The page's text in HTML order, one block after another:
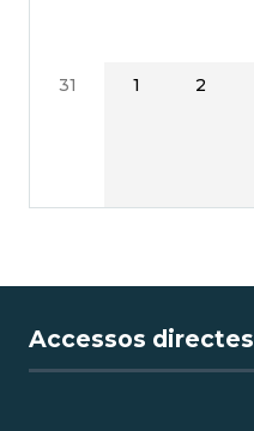
31 1 2
Accessos directes